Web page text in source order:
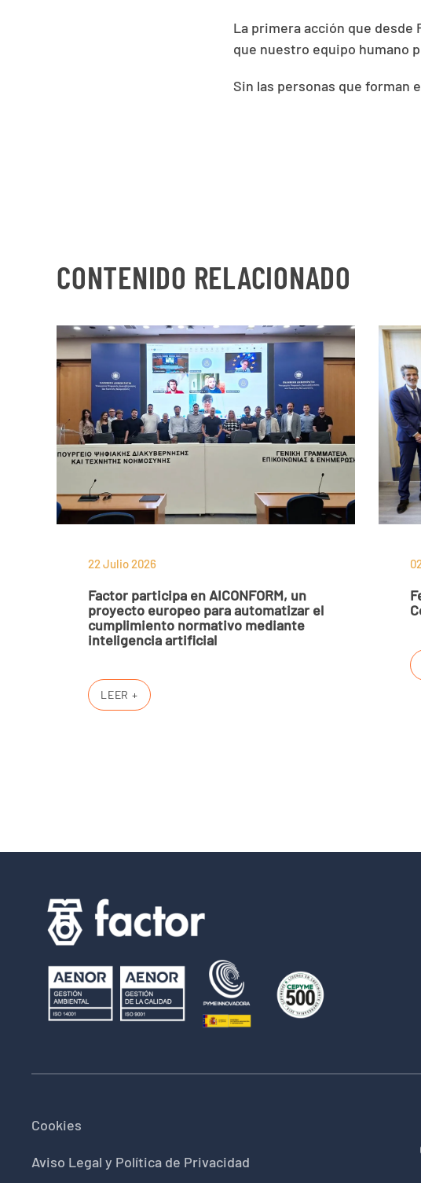
La primera acción que desde
que nuestro equipo humano
Sin las personas que forman
CONTENIDO RELACIONADO
22 Julio 2026
Factor participa en AICONFORM, un
proyecto europeo para automatizar el
cumplimiento normativo mediante
inteligencia artificial
LEER +
Cookies
Aviso Legal y Política de Privacidad